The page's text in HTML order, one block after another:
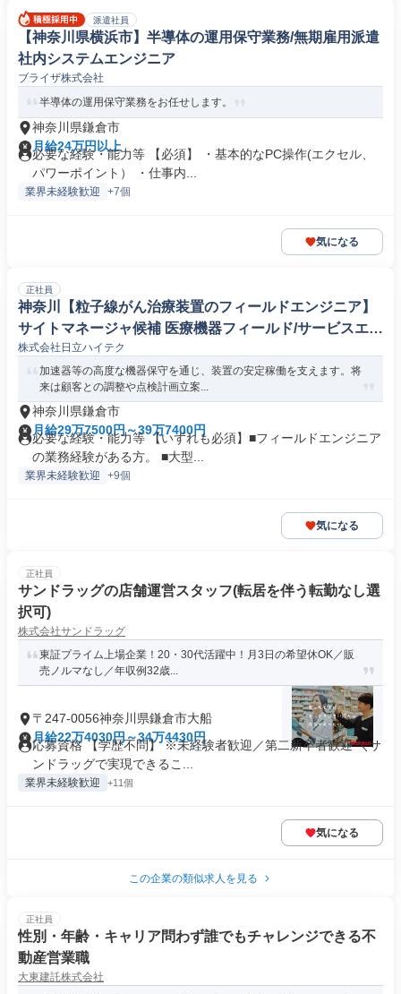
派遣社員
【神奈川県横浜市】半導体の運用保守業務/無期雇用派遣
社内システムエンジニア
ブライザ株式会社
半導体の運用保守業務をお任せします。
神奈川県鎌倉市
月給24万円以上
必要な経験・能力等 【必須】 ・基本的なPC操作(エクセル、
パワーポイント） ・仕事内...
業界未経験歓迎 +7個
気になる
正社員
神奈川【粒子線がん治療装置のフィールドエンジニア】
サイトマネージャ候補 医療機器フィールド/サービスエン
ジニア
株式会社日立ハイテク
加速器等の高度な機器保守を通じ、装置の安定稼働を支えます。将
来は顧客との調整や点検計画立案...
神奈川県鎌倉市
月給29万7500円～39万7400円
必要な経験・能力等 【いずれも必須】■フィールドエンジニア
の業務経験がある方。 ■大型...
業界未経験歓迎 +9個
気になる
正社員
サンドラッグの店舗運営スタッフ(転居を伴う転勤なし選
択可)
株式会社サンドラッグ
東証プライム上場企業！20・30代活躍中！月3日の希望休OK／販
売ノルマなし／年収例32歳...
〒247-0056神奈川県鎌倉市大船
月給22万4030円～34万4430円
応募資格 【学歴不問】 ※未経験者歓迎／第二新卒者歓迎 ＼サ
ンドラッグで実現できるこ...
業界未経験歓迎 +11個
気になる
この企業の類似求人を見る
正社員
性別・年齢・キャリア問わず誰でもチャレンジできる不
動産営業職
大東建託株式会社